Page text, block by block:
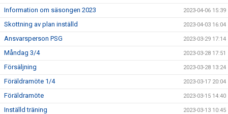
Information om säsongen 2023 2023-04-06 15:39
Skottning av plan inställd 2023-04-03 16:04
Ansvarsperson PSG 2023-03-29 17:14
Måndag 3/4 2023-03-28 17:51
Försäljning 2023-03-28 13:24
Föräldramöte 1/4 2023-03-17 20:04
Föräldramöte 2023-03-15 14:40
Inställd träning 2023-03-13 10:45